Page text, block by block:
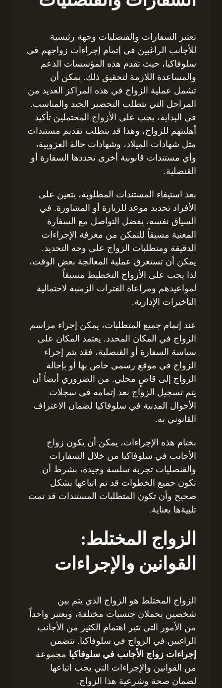
تعتبر السفارات والقنصليات وجهة رئيسية
للأجانب الراغبين في إتمام إجراءات زواجهم في
سلوفاكيا، حيث تقدم هذه المؤسسات الدعم
والمساعدة اللازمة لتحقيق ذلك. يمكن أن
تشمل عملية الزواج في هذه المراكز العديد من
المراحل التي تتطلب التحضير الجيد والمناسب.
في البداية، يجب على الأزواج المحتملين تأكيد
أهليتهم للزواج، وهذا قد يتطلب تقديم مستندات
مثل شهادات الميلاد، وشهادات حالة العزوبية،
وأي مستندات قانونية أخرى تحددها السفارة أو
القنصلية.
بعد استيفاء المستندات المطلوبة، يتعين على
الأفراد تحديد موعد للزيارة أو المشاورة. في
السياق نفسه، يفضل التواصل مع السفارة
المعنية مسبقاً للتمكن من معرفة الإجراءات
الدقيقة ومتطلبات الزواج على وجه التحديد.
يمكن أن تستغرق عملية المعالجة بعض الوقت،
لذا يجب على الأزواج التخطيط مسبقاً
لمواعيدهم ومراعاة الفترات الزمنية لاحتمالية
التأخيرات الإدارية.
عند إتمام جميع المتطلبات، يمكن إجراء مراسم
الزواج في المكان المحدد. يعتمد المكان على
سياسة السفارة أو القنصلية، فقد يتم إجراء
الزواج في موقع رسمي خاص بها أو بإحالة
الزواج إلى قاضٍ محلي. من الضروري أيضاً أن
يتم تسجيل الزواج بعد إتمامه في سجلات
الأحوال المدنية في سلوفاكيا لضمان الاعتراف
القانوني به.
بختام هذه الإجراءات، يمكن أن يكون زواج
الأجانب في سلوفاكيا من خلال السفارات
والقنصليات تجربة سلسة وجيدة، بشرط أن
تكون جميع الخطوات قد تم اتباعها بشكل
صحيح وأن تكون المتطلبات المستندات قد تمت
تلبيةها بعناية.
الزواج المختلط:
القوانين والإجراءات
الزواج المختلط هو الزواج الذي يتم بين
شخصين يحملان جنسيات مختلفة، ويعتبر واحداً
من الأمور التي تثير اهتمام الكثير من الأجانب
الراغبين في الزواج في سلوفاكيا. تتضمن
إجراءات زواج الأجانب في سلوفاكيا مجموعة
من القوانين والإجراءات التي يجب اتباعها
لضمان صحة وشرعية هذا الزواج.